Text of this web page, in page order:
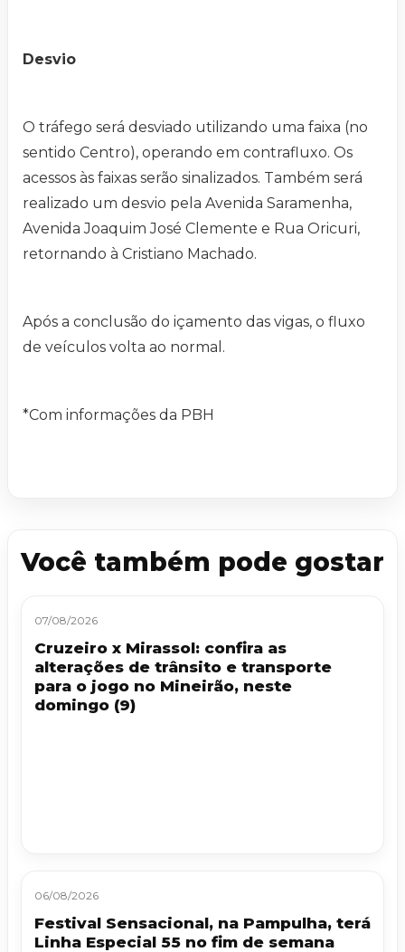
Desvio
O tráfego será desviado utilizando uma faixa (no
sentido Centro), operando em contrafluxo. Os
acessos às faixas serão sinalizados. Também será
realizado um desvio pela Avenida Saramenha,
Avenida Joaquim José Clemente e Rua Oricuri,
retornando à Cristiano Machado.
Após a conclusão do içamento das vigas, o fluxo
de veículos volta ao normal.
*Com informações da PBH
Você também pode gostar
07/08/2026
Cruzeiro x Mirassol: confira as
alterações de trânsito e transporte
para o jogo no Mineirão, neste
domingo (9)
06/08/2026
Festival Sensacional, na Pampulha, terá
Linha Especial 55 no fim de semana